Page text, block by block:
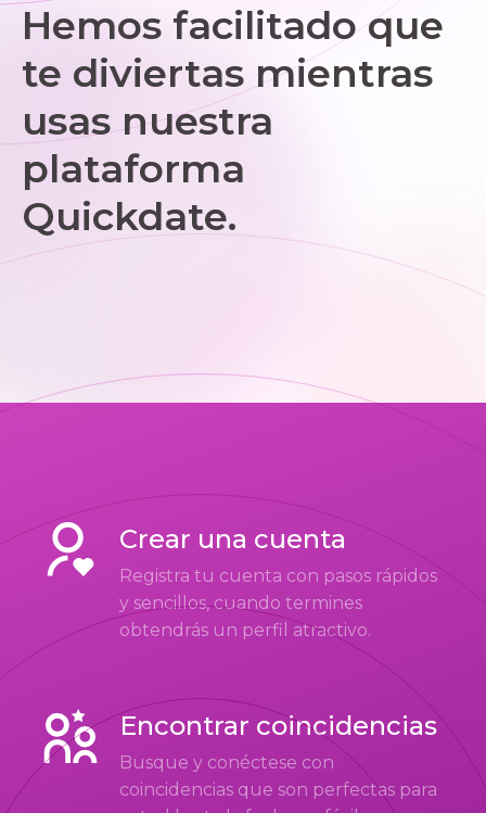
Hemos facilitado que
te diviertas mientras
usas nuestra
plataforma
Quickdate.
Crear una cuenta
Registra tu cuenta con pasos rápidos
y sencillos, cuando termines
obtendrás un perfil atractivo.
Encontrar coincidencias
Busque y conéctese con
coincidencias que son perfectas para